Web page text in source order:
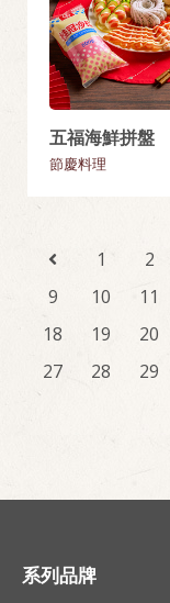
五福海鮮拼盤
節慶料理
1 2
9
10 11
18
19 20
27
28 29
系列品牌